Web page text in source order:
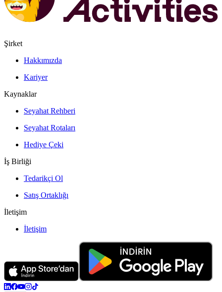
Şirket
Hakkımızda
Kariyer
Kaynaklar
Seyahat Rehberi
Seyahat Rotaları
Hediye Çeki
İş Birliği
Tedarikçi Ol
Satış Ortaklığı
İletişim
İletişim